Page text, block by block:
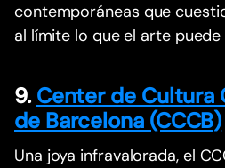
contemporáneas que
al límite lo que el arte puede
9. Center de Cultura
de Barcelona (CCCB)
Una joya infravalorada, el